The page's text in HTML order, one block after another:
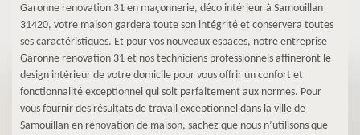
Garonne renovation 31 en maçonnerie, déco intérieur à Samouillan
31420, votre maison gardera toute son intégrité et conservera toutes
ses caractéristiques. Et pour vos nouveaux espaces, notre entreprise
Garonne renovation 31 et nos techniciens professionnels affineront le
design intérieur de votre domicile pour vous offrir un confort et
fonctionnalité exceptionnel qui soit parfaitement aux normes. Pour
vous fournir des résultats de travail exceptionnel dans la ville de
Samouillan en rénovation de maison, sachez que nous n’utilisons que